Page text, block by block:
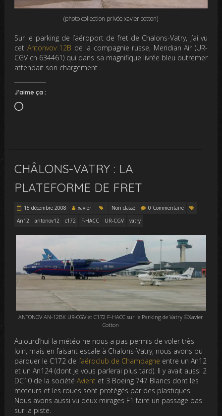
(photo collection privée xavier cotton)
Sur le parking de l’aéroport de fret de Chalons-Vatry, j’ai vu
cet Antonvov 12B de la compagnie russe, Meridian Air (UR-
CGV cn 634461) qui dans sa magnifique livrée bleu outremer
attendait son chargement .
J’aime ça :
Chargement…
CHÂLONS-VATRY : LA
PLATEFORME DE FRET
15 décembre 2008 xavier Non classé
0 Commentaire
An12
antonov12 c172 F-HACC UR-CGV vatry
ANTONOV AN-12BK UR-CGV et C172 F-HACC sur le Parking de Vatry ©Xavier
Cotton
Aujourd’hui la météo ne nous a pas permis de voler très
loin, mais en faisant escale à Chalons-Vatry, nous avons pu
parquer le C172 de l’aéroclub de Champagne entre un An12
et un An124 (dont je vous parlerai plus tard). Il y avait aussi 2
DC10 de la sociétéAvient et 3 Boeing 747 Blancs dont les
moteurs et les roues sont protégés par des plastiques.
Nous avons aussi vu deux mirages F1 faire un passage bas
sur la piste.